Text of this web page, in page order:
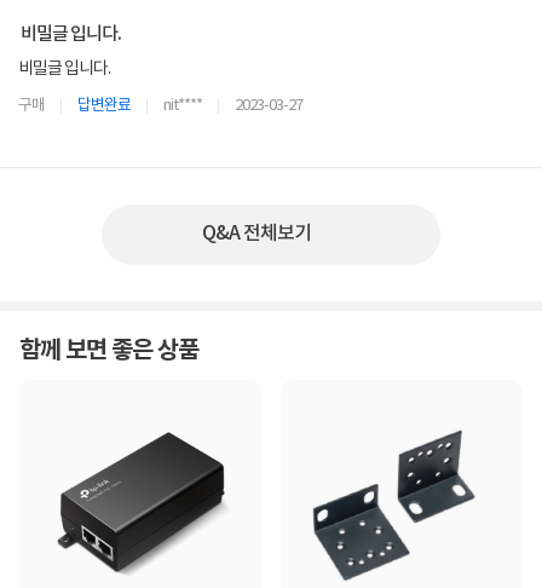
비밀글 입니다.
비밀글 입니다.
구매 답변완료 nit**** 2023-03-27
Q&A 전체보기
함께 보면 좋은 상품